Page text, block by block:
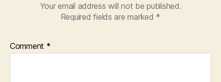
Your email address will not be published.
Required fields are marked *
Comment *